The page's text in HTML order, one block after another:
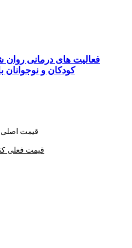
فعالیت های درمانی روان
کودکان و
قیمت اصلی کتاب
قیمت فعلی کتاب 1,080,000